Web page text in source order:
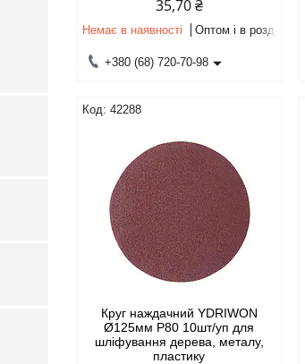
35,70 ₴
Немає в наявності Оптом і в роздріб
+380 (68) 720-70-98
42288
Круг наждачний YDRIWON
Ø125мм P80 10шт/уп для
шліфування дерева, металу,
пластику